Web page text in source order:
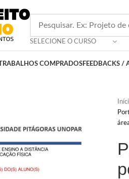
SELECIONE O CURSO
COMPRADOSFEEDBACKS /